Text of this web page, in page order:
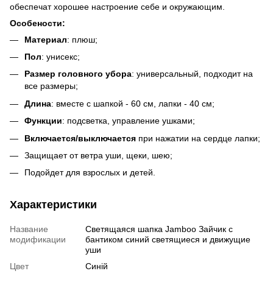
обеспечат хорошее настроение себе и окружающим.
Особености:
Материал: плюш;
Пол: унисекс;
Размер головного убора: универсальный, подходит на
все размеры;
Длина: вместе с шапкой - 60 см, лапки - 40 см;
Функции: подсветка, управление ушками;
Включается/выключается при нажатии на сердце лапки;
Защищает от ветра уши, щеки, шею;
Подойдет для взрослых и детей.
Характеристики
Название
модификации
Светящаяся шапка Jamboo Зайчик с
бантиком синий светящиеся и движущие
уши
Цвет
Синій